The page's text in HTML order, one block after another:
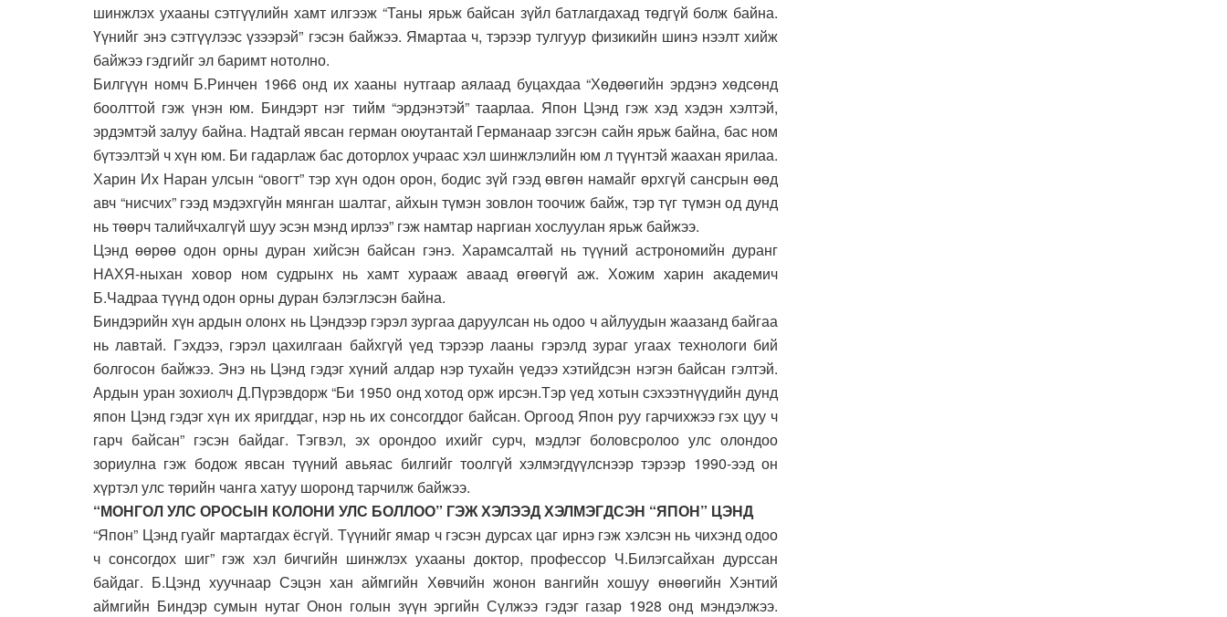
шинжлэх ухааны сэтгүү­лийн хамт илгээж “Таны ярьж байсан зүйл батлагдахад төдгүй болж байна.
Үүнийг энэ сэтгүүлээс үзээрэй” гэсэн байжээ. Ямартаа ч, тэрээр тулгуур физикийн шинэ нээлт хийж
байжээ гэдгийг эл ба­римт нотолно.
Билгүүн номч Б.Ринчен 1966 онд их хааны нутгаар аялаад буцахдаа “Хөдөөгийн эрдэнэ хөдсөнд
боолттой гэж үнэн юм. Бин­дэрт нэг тийм “эрдэнэтэй” таарлаа. Япон Цэнд гэж хэд хэдэн хэлтэй,
эрдэмтэй залуу байна. Надтай явсан герман оюутантай Германаар зэгсэн сайн ярьж байна, бас ном
бүтээлтэй ч хүн юм. Би гадар­лаж бас доторлох учраас хэл шинжлэлийн юм л түүнтэй жаахан ярилаа.
Харин Их Наран улсын “овогт” тэр хүн одон орон, бодис зүй гээд өвгөн намайг өрхгүй сансрын өөд
авч “нисчих” гээд мэдэх­гүйн мянган шалтаг, айхын түмэн зовлон тоочиж байж, тэр түг түмэн од дунд
нь төөрч талийчхалгүй шуу эсэн мэнд ирлээ” гэж намтар наргиан хослуулан ярьж байжээ.
Цэнд өөрөө одон орны дуран хий­сэн байсан гэнэ. Харамсал­тай нь түүний астрономийн дуранг
НАХЯ-ныхан ховор ном судрынх нь хамт хурааж аваад өгөөгүй аж. Хожим харин академич
Б.Чадраа түүнд одон орны дуран бэлэг­лэсэн байна.
Бин­дэрийн хүн ардын олонх нь Цэндээр гэрэл зургаа даруул­сан нь одоо ч айлуудын жаа­занд байгаа
нь лавтай. Гэхдээ, гэрэл цахилгаан байх­гүй үед тэрээр лааны гэрэлд зураг угаах технологи бий
болгосон байжээ. Энэ нь Цэнд гэдэг хүний алдар нэр тухайн үедээ хэ­тийдсэн нэгэн байсан гэлтэй.
Ардын уран зохиолч Д.Пүрэв­дорж “Би 1950 онд хотод орж ирсэн.Тэр үед хотын сэхээт­нүүдийн дунд
япон Цэнд гэдэг хүн их яригддаг, нэр нь их сонсогд­дог байсан. Оргоод Япон руу гарчихжээ гэх цуу ч
гарч байсан” гэсэн байдаг. Тэгвэл, эх орондоо ихийг сурч, мэд­лэг боловсролоо улс олондоо
зориулна гэж бодож явсан түүний авьяас билгийг тоол­гүй­ хэлмэгдүүлснээр тэрээр 1990-ээд он
хүртэл улс төрийн чанга хатуу шоронд тарчилж байжээ.
“МОНГОЛ УЛС ОРОСЫН КОЛОНИ УЛС БОЛЛОО” ГЭЖ ХЭЛЭЭД ХЭЛМЭГДСЭН “ЯПОН” ЦЭНД
“Япон” Цэнд гуайг мартагдах ёсгүй. Түүнийг ямар ч гэсэн дурсах цаг ирнэ гэж хэлсэн нь чихэнд одоо
ч сонсогдох шиг” гэж хэл бичгийн шинжлэх ухааны доктор, профессор Ч.Билэгсайхан дурссан
байдаг. Б.Цэнд хуучнаар Сэцэн хан аймгийн Хөвчийн жонон вангийн хошуу өнөөгийн Хэнтий
аймгийн Биндэр сумын нутаг Онон голын зүүн эргийн Сүлжээ гэдэг газар 1928 онд мэндэлжээ.